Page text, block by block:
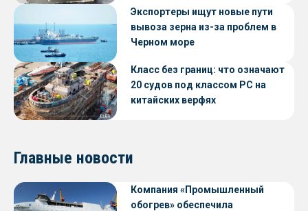
Экспортеры ищут новые пути
вывоза зерна из-за проблем в
Черном море
Класс без границ: что означают
20 судов под классом РС на
китайских верфях
Главные новости
Компания «Промышленный
обогрев» обеспечила